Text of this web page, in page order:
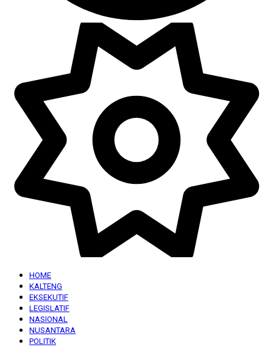
HOME
KALTENG
EKSEKUTIF
LEGISLATIF
NASIONAL
NUSANTARA
POLITIK